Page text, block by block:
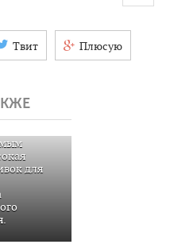
Твит Плюсую
для